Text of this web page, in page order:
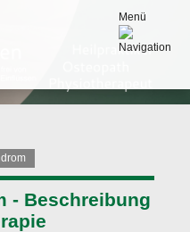
Menü
- Beschreibung